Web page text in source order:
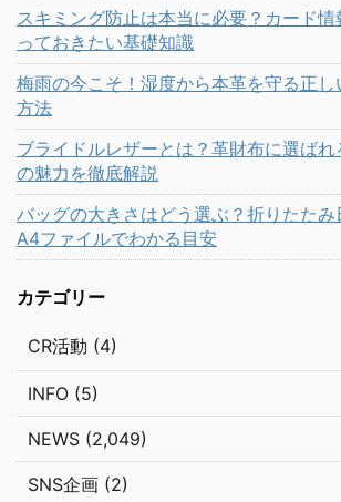
スキミング防止は本当に必要？カード
っておきたい基礎知識
梅雨の今こそ！湿度から本革を守る正
方法
ブライドルレザーとは？革財布に選ば
の魅力を徹底解説
バッグの大きさはどう選ぶ？折りたたみ
A4ファイルでわかる目安
カテゴリー
CR活動 (4)
INFO (5)
NEWS (2,049)
SNS企画 (2)